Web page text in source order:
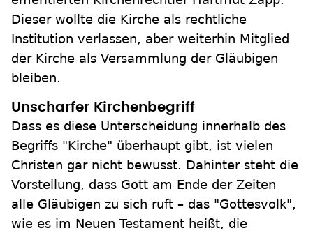
Dieser wollte die Kirche als rechtliche
Institution verlassen, aber weiterhin Mitglied
der Kirche als Versammlung der Gläubigen
bleiben.
Unscharfer Kirchenbegriff
Dass es diese Unterscheidung innerhalb des
Begriffs "Kirche" überhaupt gibt, ist vielen
Christen gar nicht bewusst. Dahinter steht die
Vorstellung, dass Gott am Ende der Zeiten
alle Gläubigen zu sich ruft – das "Gottesvolk",
wie es im Neuen Testament heißt, die